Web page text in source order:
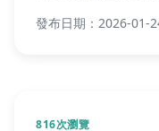
發布日期：2026-01-
816次瀏覽